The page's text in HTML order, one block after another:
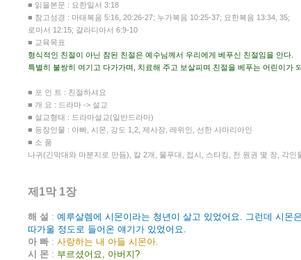
■ 읽을본문 : 요한일서 3:18
■ 참고성경 : 마태복음 5:16, 20:26-27; 누가복음 10:25-37; 요한복음 13:34, 35;
로마서 12:15; 갈라디아서 6:9-10
■ 교육목표
형식적인 친절이 아닌 참된 친절은 예수님께서 우리에게 베푸신 친절임을 안다.
특별히 불쌍히 여기고 다가가며, 치료해 주고 보살피며 친절을 베푸는 어린이가
■ 포 인 트 : 친절하셔요
■ 개 요 : 드라마 -> 설교
■ 설교형태 : 드라마설교(일반드라마)
■ 등장인물 : 아빠, 시몬, 강도 1,2, 제사장, 레위인, 선한 사마리아인
■ 소 품
나귀(긴막대와 마분지로 만듬), 칼 2개, 물푸대, 접시, 스타킹, 천 원권 몇 장, 각인
제1막 1장
해 설 : 예루살렘에 시몬이라는 청년이 살고 있었어요. 그런데 시몬
따가울 정도로 들어온 얘기가 있었어요.
아 빠 : 사랑하는 내 아들 시몬아.
시 몬 : 부르셨어요, 아버지?